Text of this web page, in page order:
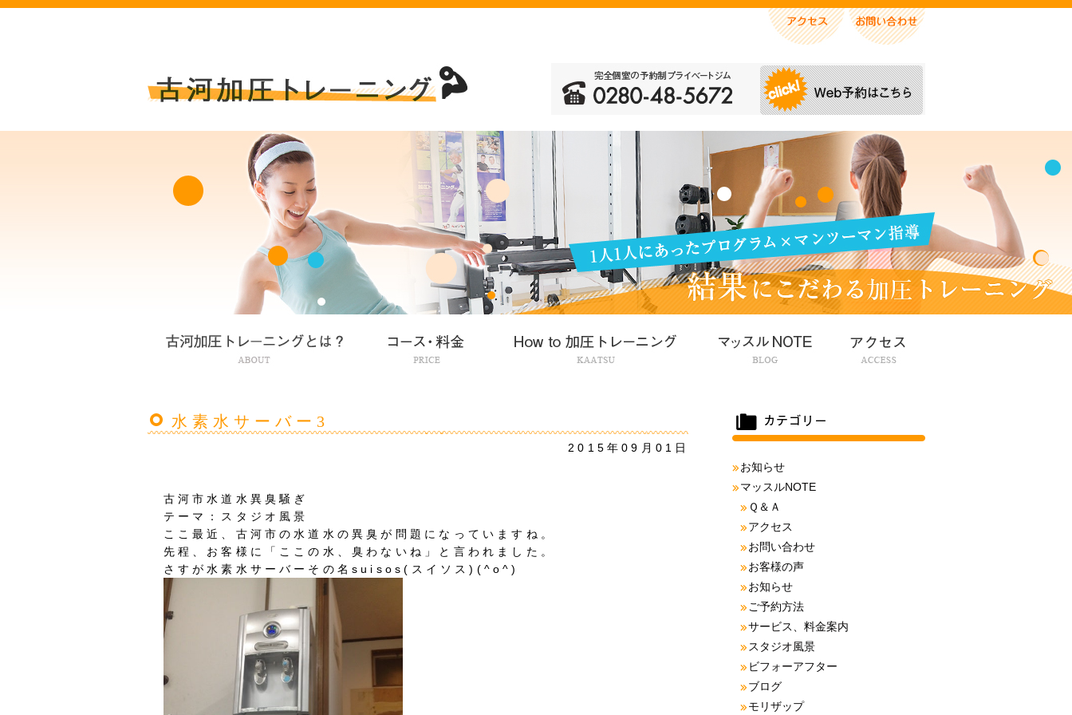
水素水サーバー3
2015年09月01日
古河市水道水異臭騒ぎ
テーマ：
スタジオ風景
ここ最近、古河市の水道水の異臭が問題になっていますね。
先程、お客様に「ここの水、臭わないね」と言われました。
さすが水素水サーバーその名suisos(スイソス)(^o^)
お知らせ
マッスルNOTE
Ｑ＆Ａ
アクセス
お問い合わせ
お客様の声
お知らせ
ご予約方法
サービス、料金案内
スタジオ風景
ビフォーアフター
ブログ
モリザップ